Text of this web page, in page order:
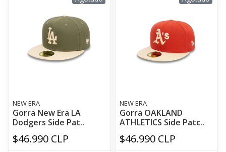
NEW ERA
Gorra New Era LA
Dodgers Side Pat..
$46.990 CLP
NEW ERA
Gorra OAKLAND
ATHLETICS Side Patc..
$46.990 CLP